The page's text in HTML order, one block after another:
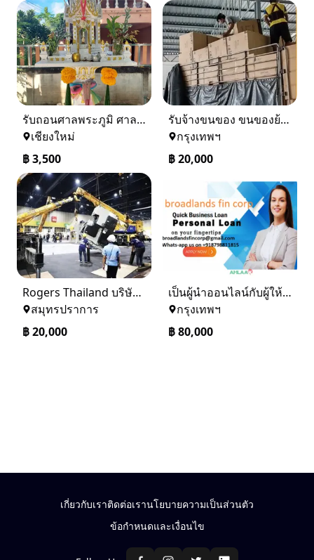
รับถอนศาลพระภูมิ ศาลเจ้าที่ 0884158464
เชียงใหม่
฿3,500
รับจ้างขนของ ขนของย้ายบ้าน บริการขนย้ายของ รับขนของย้ายบ้าน รถขนของย้ายหอ
กรุงเทพฯ
฿20,000
Rogers Thailand บริษัทขนส่งต่างประเทศ บริษัท shipping logistics services
สมุทรปราการ
฿20,000
เป็นผู้นำออนไลน์กับผู้ให้กู้โดยตรงเท่านั้น
กรุงเทพฯ
฿80,000
เกี่ยวกับเราติดต่อเรานโยบายความเป็นส่วนตัว
ข้อกำหนดและเงื่อนไข